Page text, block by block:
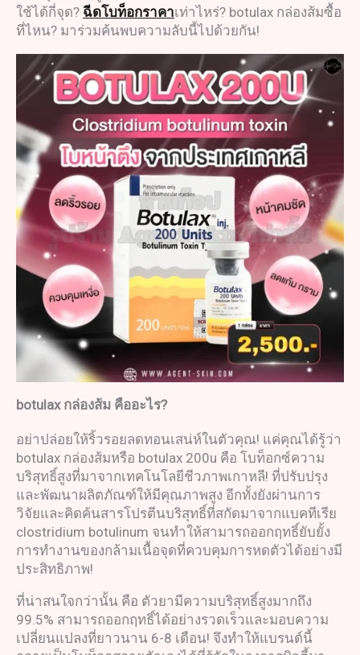
ใช้ได้กี่จุด? ฉีดโบท็อกราคาเท่าไหร่? botulax กล่องส้มซื้อ
ที่ไหน? มาร่วมค้นพบความลับนี้ไปด้วยกัน!
botulax กล่องส้ม คืออะไร?
อย่าปล่อยให้ริ้วรอยลดทอนเสน่ห์ในตัวคุณ! แค่คุณได้รู้ว่า
botulax กล่องส้มหรือ botulax 200u คือ โบท็อกซ์ความ
บริสุทธิ์สูงที่มาจากเทคโนโลยีชีวภาพเกาหลี! ที่ปรับปรุง
และพัฒนาผลิตภัณฑ์ให้มีคุณภาพสูง อีกทั้งยังผ่านการ
วิจัยและคิดค้นสารโปรตีนบริสุทธิ์ที่สกัดมาจากแบคทีเรีย
clostridium botulinum จนทำให้สามารถออกฤทธิ์ยับยั้ง
การทำงานของกล้ามเนื้อจุดที่ควบคุมการหดตัวได้อย่างมี
ประสิทธิภาพ!
ที่น่าสนใจกว่านั้น คือ ตัวยามีความบริสุทธิ์สูงมากถึง
99.5% สามารถออกฤทธิ์ได้อย่างรวดเร็วและมอบความ
เปลี่ยนแปลงที่ยาวนาน 6-8 เดือน! จึงทำให้แบรนด์นี้